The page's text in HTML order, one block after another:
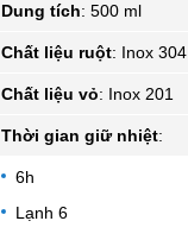
Dung tích: 500 ml
Chất liệu ruột: Inox 304
Chất liệu vỏ: Inox 201
Thời gian giữ nhiệt:
6h
Lạnh 6